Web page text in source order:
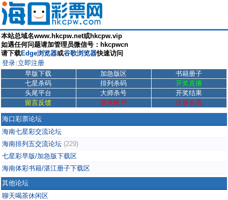
本站总域名www.hkcpw.net或hkcpw.vip
如遇任何问题请加管理员微信号：hkcpwcn
请下载Edge浏览器或谷歌浏览器快速访问
登录 立即注册
早版下载
加急版区
书籍册子
七星杀码
排列杀码
开奖直播
头尾平台
大师杀号
开奖结果
留言反馈
登录账户 注册会员
海口彩票论坛
海南七星彩交流论坛
海南排列五交流论坛 (229)
七星彩早版/加急版下载区
海南体彩书籍/湛江册子下载区
其他论坛
聊天喝茶休闲区